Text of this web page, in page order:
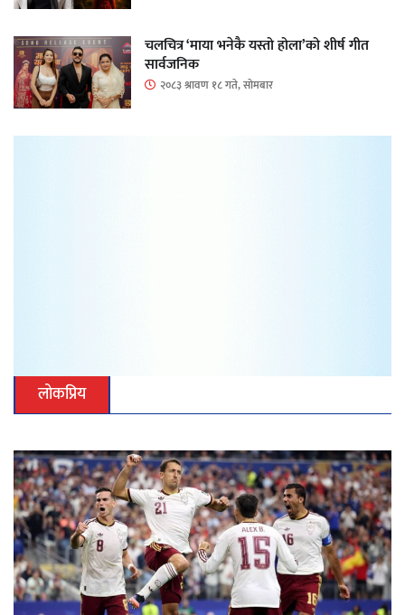
चलचित्र ‘माया भनेकै यस्तो होला’को शीर्ष गीत
सार्वजनिक
२०८३ श्रावण १८ गते, सोमबार
लोकप्रिय